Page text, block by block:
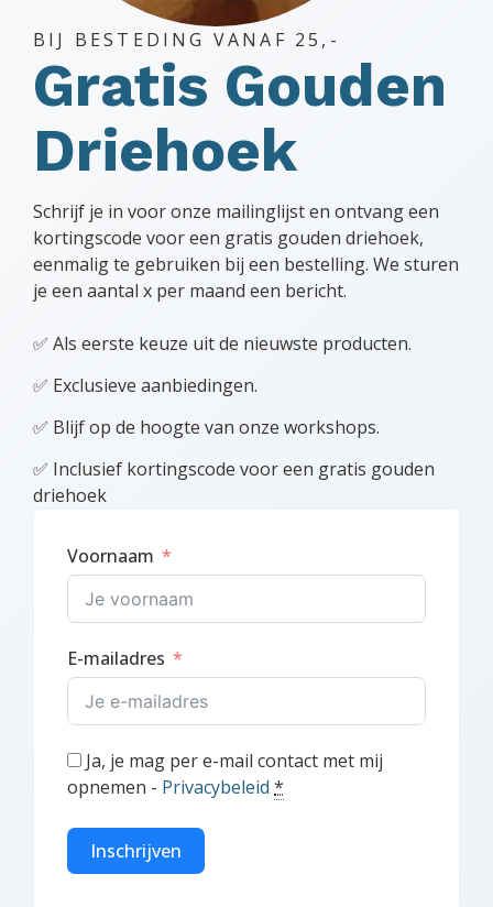
BIJ BESTEDING VANAF 25,-
Gratis Gouden
Driehoek
Schrijf je in voor onze mailinglijst en ontvang een
kortingscode voor een gratis gouden driehoek,
eenmalig te gebruiken bij een bestelling. We sturen
je een aantal x per maand een bericht.
✅ Als eerste keuze uit de nieuwste producten.
✅ Exclusieve aanbiedingen.
✅ Blijf op de hoogte van onze workshops.
✅ Inclusief kortingscode voor een gratis gouden
driehoek
Voornaam
E-mailadres
Ja, je mag per e-mail contact met mij
opnemen - Privacybeleid *
Inschrijven